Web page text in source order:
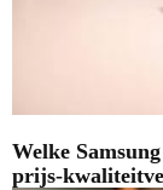
Welke
prijs-